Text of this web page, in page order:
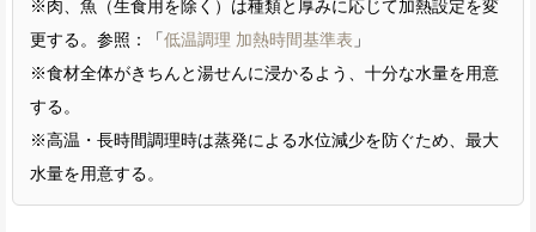
※肉、魚（生食用を除く）は種類と厚みに応じて加熱設定を変
更する。参照：「低温調理 加熱時間基準表 」
※食材全体がきちんと湯せんに浸かるよう、十分な水量を用意
する。
※高温・長時間調理時は蒸発による水位減少を防ぐため、最大
水量を用意する。